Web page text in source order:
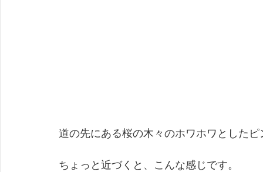
道の先にある桜の木々のホワホワとした
ちょっと近づくと、こんな感じです。